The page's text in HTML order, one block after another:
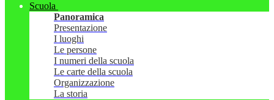
Scuola
Panoramica
Presentazione
I luoghi
Le persone
I numeri della scuola
Le carte della scuola
Organizzazione
La storia